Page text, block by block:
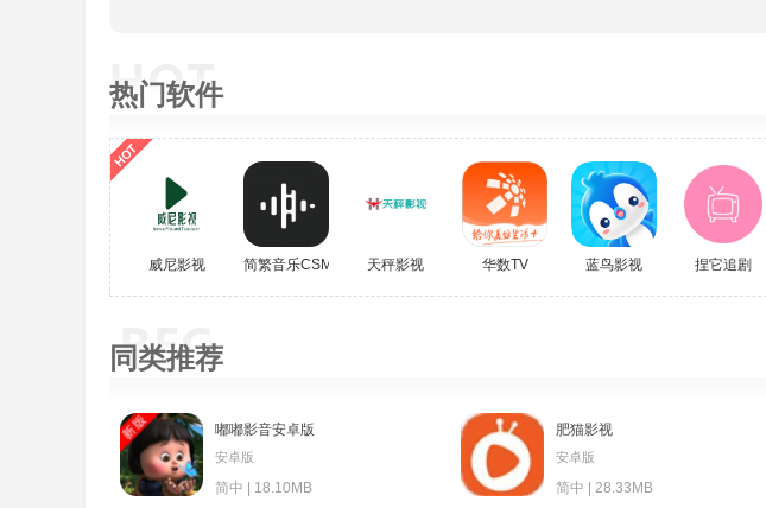
热门软件
威尼影视 简繁音乐CSM 天秤影视 华数TV 蓝鸟影视 捏它追剧
同类推荐
嘟嘟影音安卓版
安卓版
简中 | 18.10MB
肥猫影视
安卓版
简中 | 28.33MB